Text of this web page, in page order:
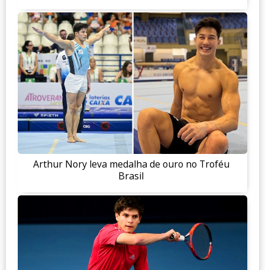
Arthur Nory leva medalha de ouro no Troféu
Brasil